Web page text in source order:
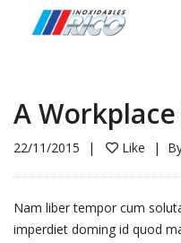
A
22/11/2015 Like
Nam liber tempor cum
imperdiet doming id quod